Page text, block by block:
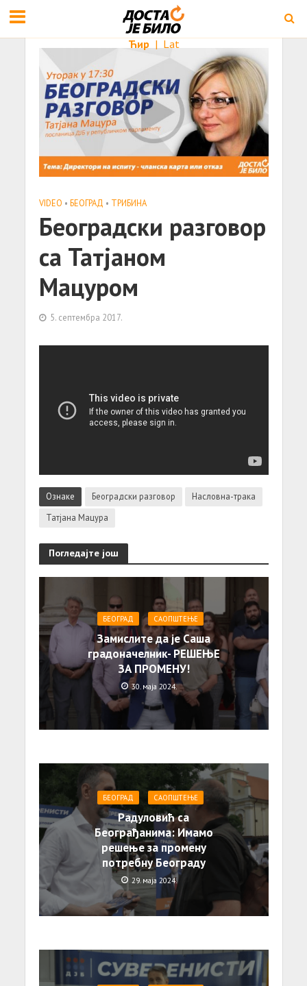
Ћир | Lat
VIDEO • БЕОГРАД • ТРИБИНА
Београдски разговор
са Татјаном
Мацуром
5. септембра 2017.
Ознаке Београдски разговор
Насловна-трака
Татјана Мацура
Погледајте још
БЕОГРАД САОПШТЕЊE
Замислите да је Саша
градоначелник- РЕШЕЊЕ
ЗА ПРОМЕНУ!
30. маја 2024.
БЕОГРАД САОПШТЕЊE
Радуловић са
Београђанима: Имамо
решење за промену
потребну Београду
29. маја 2024.